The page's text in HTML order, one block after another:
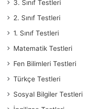
3. Sınıf Testleri
2. Sınıf Testleri
1. Sınıf Testleri
Matematik Testleri
Fen Bilimleri Testleri
Türkçe Testleri
Sosyal Bilgiler Testleri